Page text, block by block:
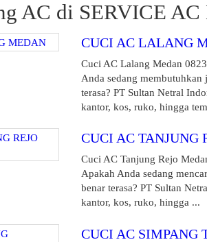
AC di SERVICE
CUCI AC LALANG
Cuci AC Lalang Medan
Anda sedang
terasa? PT Sultan Netral
kantor, kos, ruko, hingga
CUCI AC TANJUNG
Cuci AC Tanjung Rejo
Apakah Anda sedang
benar terasa? PT Sultan
kantor, kos, ruko, hingga ...
CUCI AC SIMPANG